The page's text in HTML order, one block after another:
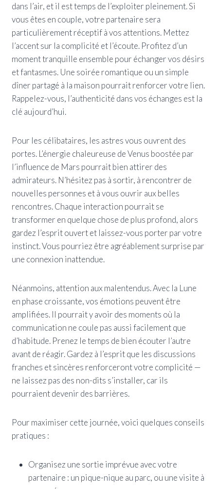
dans l’air, et il est temps de l’exploiter pleinement. Si
vous êtes en couple, votre partenaire sera
particulièrement réceptif à vos attentions. Mettez
l’accent sur la complicité et l’écoute. Profitez d’un
moment tranquille ensemble pour échanger vos désirs
et fantasmes. Une soirée romantique ou un simple
dîner partagé à la maison pourrait renforcer votre lien.
Rappelez-vous, l’authenticité dans vos échanges est la
clé aujourd’hui.
Pour les célibataires, les astres vous ouvrent des
portes. L’énergie chaleureuse de Venus boostée par
l’influence de Mars pourrait bien attirer des
admirateurs. N’hésitez pas à sortir, à rencontrer de
nouvelles personnes et à vous ouvrir aux belles
rencontres. Chaque interaction pourrait se
transformer en quelque chose de plus profond, alors
gardez l’esprit ouvert et laissez-vous porter par votre
instinct. Vous pourriez être agréablement surprise par
une connexion inattendue.
Néanmoins, attention aux malentendus. Avec la Lune
en phase croissante, vos émotions peuvent être
amplifiées. Il pourrait y avoir des moments où la
communication ne coule pas aussi facilement que
d’habitude. Prenez le temps de bien écouter l’autre
avant de réagir. Gardez à l’esprit que les discussions
franches et sincères renforceront votre complicité —
ne laissez pas des non-dits s’installer, car ils
pourraient devenir des barrières.
Pour maximiser cette journée, voici quelques conseils
pratiques :
Organisez une sortie imprévue avec votre
partenaire : un pique-nique au parc, ou une visite à